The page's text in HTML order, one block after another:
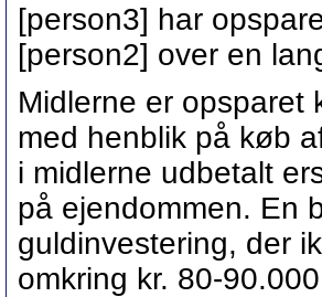
[person3] har
[person2] over en
Midlerne er
med henblik på køb
i midlerne udbetalt
på ejendommen. En
guldinvestering, der
omkring kr. 80-